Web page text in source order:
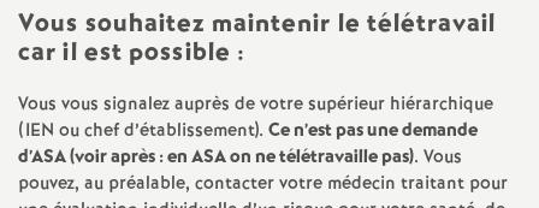
S
e
c
Vous souhaitez maintenir le télétravail
car il est possible :
Vous vous signalez auprès de votre supérieur hiérarchique
(IEN ou chef d’établissement). Ce n’est pas une demande
d’ASA(voir après : enASAon ne télétravaille pas). Vous
pouvez, au préalable, contacter votre médecin traitant pour